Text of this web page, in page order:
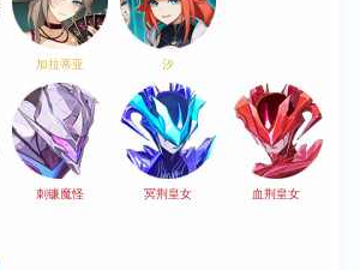
加拉蒂亚 汐
刺镰魔怪 冥荆皇女 血荆皇女